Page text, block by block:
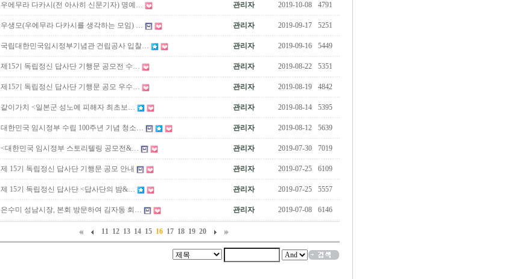
우에무라 다카시(전 아사히 신문기자) 명예… 관리자 2019-10-08 4791
우생모(우에무라 다카시를 생각하는 모임) … 관리자 2019-09-17 5251
국립대한민국임시정부기념관 건립공사 입찰… 관리자 2019-09-16 5449
제15기 독립정신 답사단 기행문 공모전 수… 관리자 2019-08-22 5351
제15기 독립정신 답사단 기행문 공모 우수… 관리자 2019-08-19 4842
같이가치 <일본군 성노예 피해자 최초보… 관리자 2019-08-14 5395
대한민국 임시정부 수립 100주년 기념 청소… 관리자 2019-08-12 5639
<대한민국 임시정부 스토리텔링 공모전&… 관리자 2019-07-30 7019
제 15기 독립정신 답사단 기행문 공모 안내 관리자 2019-07-25 6109
제 15기 독립정신 답사단 <답사단의 밤&… 관리자 2019-07-25 5557
은수미 성남시장, 본회 방문하여 김자동 회… 관리자 2019-07-08 6146
11 12 13 14 15 16 17 18 19 20